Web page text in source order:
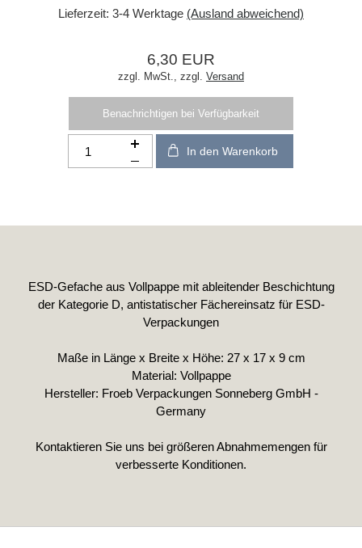
Lieferzeit: 3-4 Werktage (Ausland abweichend)
6,30 EUR
zzgl. MwSt., zzgl. Versand
Benachrichtigen bei Verfügbarkeit
In den Warenkorb
ESD-Gefache aus Vollpappe mit ableitender Beschichtung
der Kategorie D, antistatischer Fächereinsatz für ESD-
Verpackungen
Maße in Länge x Breite x Höhe: 27 x 17 x 9 cm
Material: Vollpappe
Hersteller: Froeb Verpackungen Sonneberg GmbH -
Germany
Kontaktieren Sie uns bei größeren Abnahmemengen für
verbesserte Konditionen.